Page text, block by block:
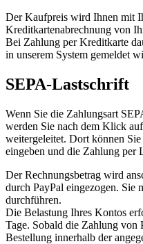
Der Kaufpreis wird Ihnen mit
Kreditkartenabrechnung von
Bei Zahlung per Kreditkarte
in unserem System gemeldet
SEPA-Lastschrift
Wenn Sie die Zahlungsart
werden Sie nach dem Klick
weitergeleitet. Dort können
eingeben und die Zahlung per
Der Rechnungsbetrag wird
durch PayPal eingezogen. Sie
durchführen.
Die Belastung Ihres Kontos
Tage. Sobald die Zahlung von
Bestellung innerhalb der